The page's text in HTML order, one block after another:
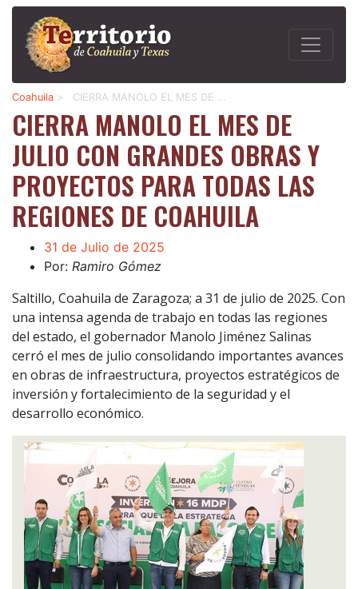
Coahuila > CIERRA MANOLO EL MES DE …
CIERRA MANOLO EL MES DE
JULIO CON GRANDES OBRAS Y
PROYECTOS PARA TODAS LAS
REGIONES DE COAHUILA
31 de Julio de 2025
Por: Ramiro Gómez
Saltillo, Coahuila de Zaragoza; a 31 de julio de 2025. Con
una intensa agenda de trabajo en todas las regiones
del estado, el gobernador Manolo Jiménez Salinas
cerró el mes de julio consolidando importantes avances
en obras de infraestructura, proyectos estratégicos de
inversión y fortalecimiento de la seguridad y el
desarrollo económico.